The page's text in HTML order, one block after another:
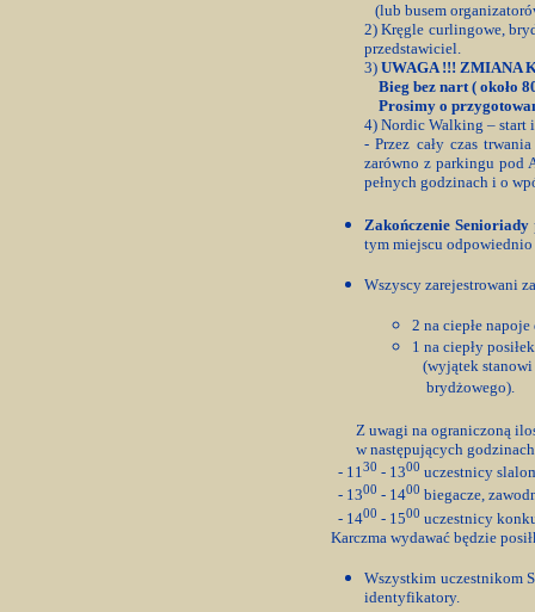
(lub busem
2) Kręgle curlingowe,
przedstawiciel.
3) UWAGA !!! ZMIANA
Bieg bez nart ( około
Prosimy o
4) Nordic Walking – start
- Przez cały czas
zarówno z parkingu pod
pełnych godzinach i o
Zakończenie Senioriady
tym miejscu odpowiednio
Wszyscy zarejestrowani
2 na ciepłe
1 na ciepły
(wyjątek
brydżowego).
Z uwagi na ograniczoną
w następujących
- 11 30 - 1300 uczestnicy
- 1300 - 1400 biegacze,
- 1400 - 1500 uczestnicy
Karczma wydawać będzie
Wszystkim uczestnikom
identyfikatory.